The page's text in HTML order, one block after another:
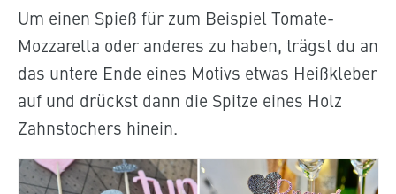
Um einen Spieß für zum Beispiel Tomate-
Mozzarella oder anderes zu haben, trägst du an
das untere Ende eines Motivs etwas Heißkleber
auf und drückst dann die Spitze eines Holz
Zahnstochers hinein.